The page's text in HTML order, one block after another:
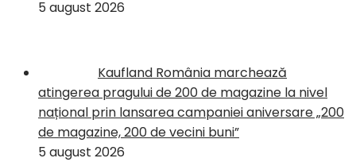
5 august 2026
Kaufland România marchează
atingerea pragului de 200 de magazine la nivel
național prin lansarea campaniei aniversare „200
de magazine, 200 de vecini buni”
5 august 2026